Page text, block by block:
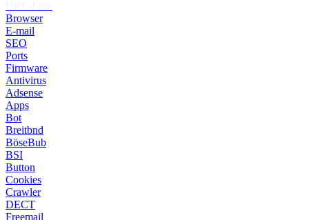
Browser
E-mail
SEO
Ports
Firmware
Antivirus
Adsense
Apps
Bot
Breitbnd
BöseBub
BSI
Button
Cookies
Crawler
DECT
Freemail